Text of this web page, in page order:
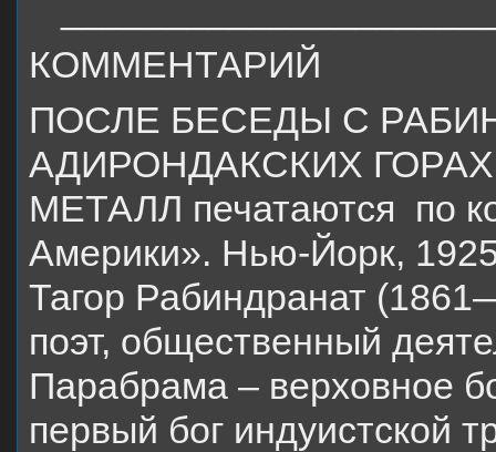
КОММЕНТАРИЙ
ПОСЛЕ БЕСЕДЫ С
АДИРОНДАКСКИХ
МЕТАЛЛ печатаются по
Америки». Нью-Йорк,
Тагор Рабиндранат
поэт, общественный
Парабрама – верховное
первый бог индуистской